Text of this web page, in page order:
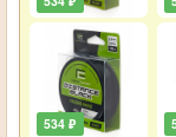
534 ₽